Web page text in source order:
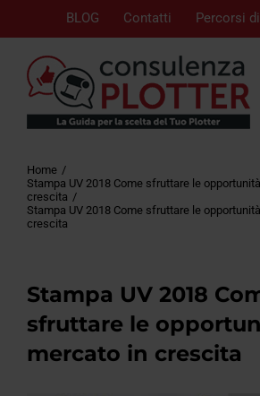
BLOG Contatti Percorsi
Home
Stampa UV 2018 Come sfruttare le
crescita
Stampa UV 2018 Come sfruttare le
crescita
Stampa UV 2018
sfruttare le
mercato in crescita